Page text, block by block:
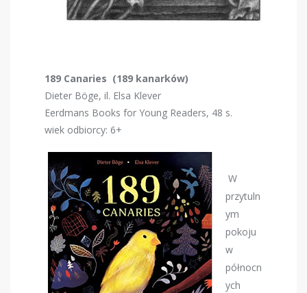
189 Canaries (189 kanarków)
Dieter Böge, il. Elsa Klever
‎Eerdmans Books for Young Readers, 48 s.
wiek odbiorcy: 6+
W
przytuln
ym
pokoju
w
północn
ych